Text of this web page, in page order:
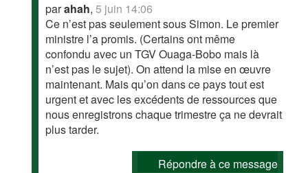
parahah,5 juin 14:06
Ce n’est pas seulement sous Simon. Le premier
ministre l’a promis. (Certains ont même
confondu avec un TGV Ouaga-Bobo mais là
n’est pas le sujet). On attend la mise en œuvre
maintenant. Mais qu’on dans ce pays tout est
urgent et avec les excédents de ressources que
nous enregistrons chaque trimestre ça ne devrait
plus tarder.
Répondre à ce message